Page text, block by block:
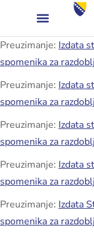
Preuzimanje: Izdata
spomenika za
Preuzimanje: Izdata
spomenika za
Preuzimanje: Izdata
spomenika za
Preuzimanje: Izdata
spomenika za
Preuzimanje: Izdata
spomenika za